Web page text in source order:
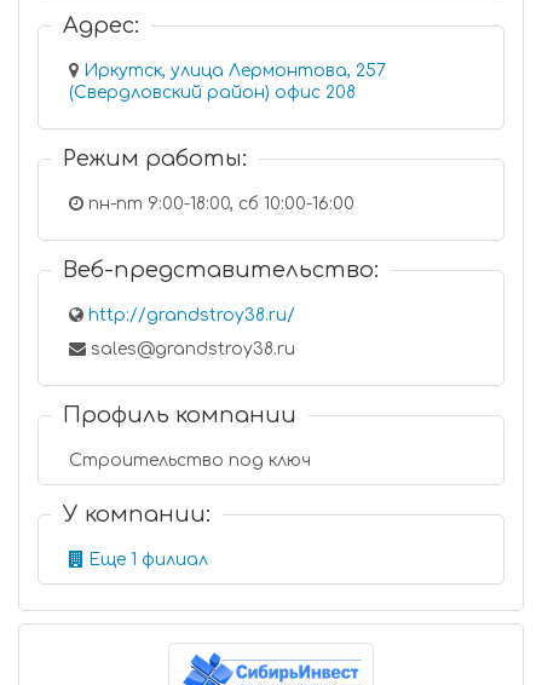
Адрес:
Иркутск, улица Лермонтова, 257
(Свердловский район) офис 208
Режим работы:
пн-пт 9:00-18:00, сб 10:00-16:00
Веб-представительство:
http://grandstroy38.ru/
sales@grandstroy38.ru
Профиль компании
Строительство под ключ
У компании:
Еще 1 филиал